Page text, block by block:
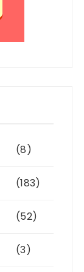
(8)
(183)
(52)
(3)